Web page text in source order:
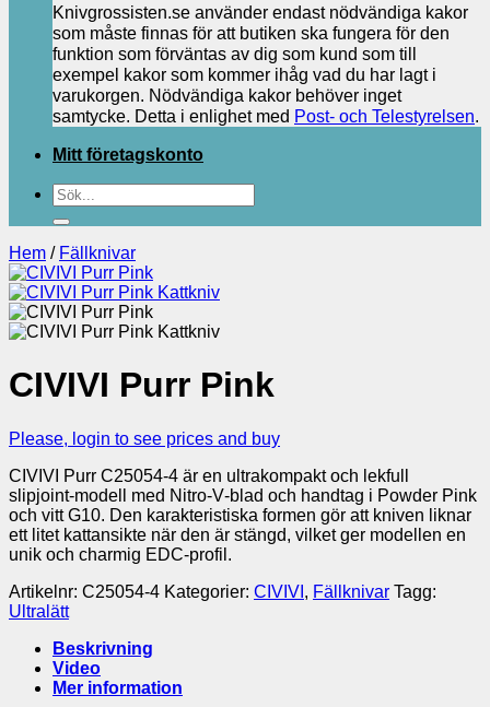
Knivgrossisten.se använder endast nödvändiga kakor
som måste finnas för att butiken ska fungera för den
funktion som förväntas av dig som kund som till
exempel kakor som kommer ihåg vad du har lagt i
varukorgen. Nödvändiga kakor behöver inget
samtycke. Detta i enlighet med Post- och Telestyrelsen.
Mitt företagskonto
Sök
efter:
Hem / Fällknivar
CIVIVI Purr Pink
Please, login to see prices and buy
CIVIVI Purr C25054‑4 är en ultrakompakt och lekfull
slipjoint‑modell med Nitro‑V‑blad och handtag i Powder Pink
och vitt G10. Den karakteristiska formen gör att kniven liknar
ett litet kattansikte när den är stängd, vilket ger modellen en
unik och charmig EDC‑profil.
Artikelnr: C25054-4 Kategorier: CIVIVI , Fällknivar Tagg:
Ultralätt
Beskrivning
Video
Mer information